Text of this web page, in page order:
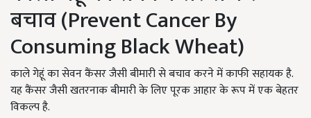
बचाव (Prevent Cancer By
Consuming Black Wheat)
काले गेहूं का सेवन कैंसर जैसी बीमारी से बचाव करने में काफी सहायक है.
यह कैंसर जैसी खतरनाक बीमारी के लिए पूरक आहार के रूप में एक बेहतर
विकल्प है.